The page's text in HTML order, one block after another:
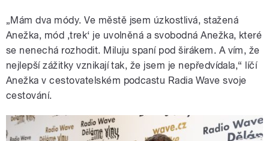
„Mám dva módy. Ve městě jsem úzkostlivá, stažená
Anežka, mód ‚trek‘ je uvolněná a svobodná Anežka, které
se nenechá rozhodit. Miluju spaní pod širákem. A vím, že
nejlepší zážitky vznikají tak, že jsem je nepředvídala,“ líčí
Anežka v cestovatelském podcastu Radia Wave svoje
cestování.